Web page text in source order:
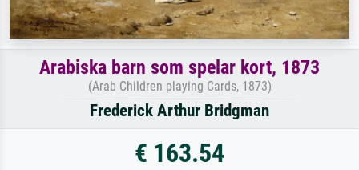
Arabiska barn som spelar kort, 1873
(Arab Children playing Cards, 1873)
Frederick Arthur Bridgman
€ 163.54